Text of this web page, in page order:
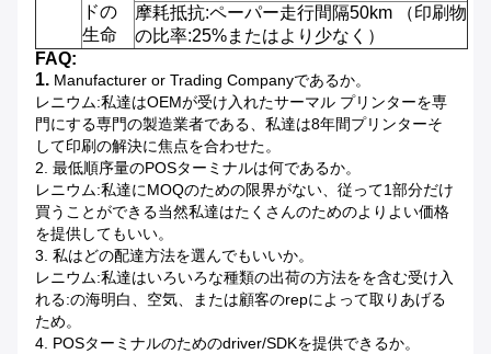
ドの
生命
摩耗抵抗:ペーパー走行間隔50km （印刷物
の比率:25%またはより少なく）
FAQ:
1. Manufacturer or Trading Companyであるか。
レニウム:私達はOEMが受け入れたサーマル プリンターを専
門にする専門の製造業者である、私達は8年間プリンターそ
して印刷の解決に焦点を合わせた。
2. 最低順序量のPOSターミナルは何であるか。
レニウム:私達にMOQのための限界がない、従って1部分だけ
買うことができる当然私達はたくさんのためのよりよい価格
を提供してもいい。
3. 私はどの配達方法を選んでもいいか。
レニウム:私達はいろいろな種類の出荷の方法をを含む受け入
れる:の海明白、空気、または顧客のrepによって取りあげる
ため。
4. POSターミナルのためのdriver/SDKを提供できるか。